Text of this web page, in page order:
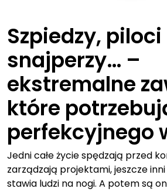
Szpiedzy, piloci
snajperzy… –
ekstremalne
które
perfekcyjnego
Jedni całe życie spędzają przed
zarządzają projektami, jeszcze
stawia ludzi na nogi. A potem są